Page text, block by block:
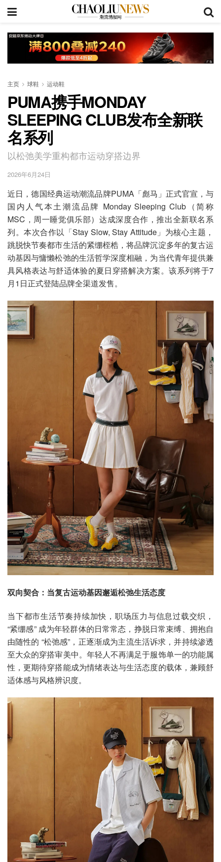
主页 球鞋 运动鞋
PUMA携手MONDAY
SLEEPING CLUB发布全新联
名系列
以松弛美学重构都市运动穿搭边界
2026年6月24日
近日，德国经典运动潮流品牌PUMA「彪马」正式官宣，与
国内人气本土潮流品牌 Monday Sleeping Club（简称
MSC，周一睡觉俱乐部）达成深度合作，推出全新联名系
列。本次合作以「Stay Slow, Stay Attitude」为核心主题，
跳脱快节奏都市生活的紧绷桎梏，将品牌沉淀多年的复古运
动基因与慵懒松弛的生活哲学深度相融，为当代青年提供兼
具风格表达与舒适体验的夏日穿搭解决方案。该系列将于7
月1日正式登陆品牌全渠道发售。
双向契合：当复古运动基因邂逅松弛生活态度
当下都市生活节奏持续加快，职场压力与信息过载交织，
“紧绷感” 成为年轻群体的日常常态，挣脱日常束缚、拥抱自
由随性的 “松弛感”，正逐渐成为主流生活诉求，并持续渗透
至大众的穿搭审美中。年轻人不再满足于服饰单一的功能属
性，更期待穿搭能成为情绪表达与生活态度的载体，兼顾舒
适体感与风格辨识度。